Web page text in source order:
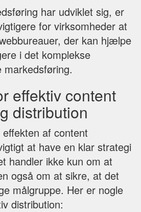
har udviklet sig, er
for virksomheder at
der kan hjælpe
i det komplekse
markedsføring.
effektiv content
distribution
af content
at have en klar strategi
handler ikke kun om at
også om at sikre, at det
målgruppe. Her er nogle
distribution: